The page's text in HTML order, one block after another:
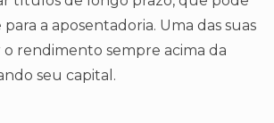
a aposentadoria. Uma das suas
rendimento sempre acima da
seu capital.